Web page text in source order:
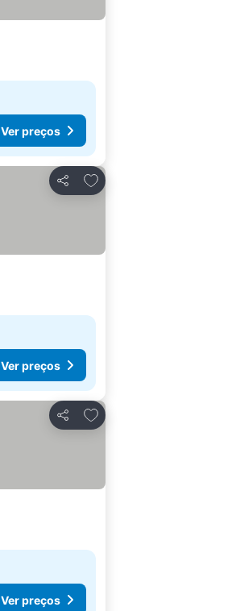
Ver preços
Partilhar
Adicionar aos favoritos
Ver preços
Partilhar
Adicionar aos favoritos
Ver preços